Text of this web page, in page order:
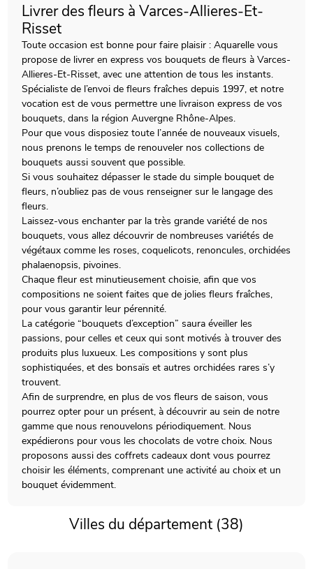
Livrer des fleurs à Varces-Allieres-Et-
Risset
Toute occasion est bonne pour faire plaisir : Aquarelle vous
propose de livrer en express vos bouquets de fleurs à Varces-
Allieres-Et-Risset, avec une attention de tous les instants.
Spécialiste de l’envoi de fleurs fraîches depuis 1997, et notre
vocation est de vous permettre une livraison express de vos
bouquets, dans la région Auvergne Rhône-Alpes.
Pour que vous disposiez toute l’année de nouveaux visuels,
nous prenons le temps de renouveler nos collections de
bouquets aussi souvent que possible.
Si vous souhaitez dépasser le stade du simple bouquet de
fleurs, n’oubliez pas de vous renseigner sur le langage des
fleurs.
Laissez-vous enchanter par la très grande variété de nos
bouquets, vous allez découvrir de nombreuses variétés de
végétaux comme les roses, coquelicots, renoncules, orchidées
phalaenopsis, pivoines.
Chaque fleur est minutieusement choisie, afin que vos
compositions ne soient faites que de jolies fleurs fraîches,
pour vous garantir leur pérennité.
La catégorie “bouquets d’exception” saura éveiller les
passions, pour celles et ceux qui sont motivés à trouver des
produits plus luxueux. Les compositions y sont plus
sophistiquées, et des bonsaïs et autres orchidées rares s’y
trouvent.
Afin de surprendre, en plus de vos fleurs de saison, vous
pourrez opter pour un présent, à découvrir au sein de notre
gamme que nous renouvelons périodiquement. Nous
expédierons pour vous les chocolats de votre choix. Nous
proposons aussi des coffrets cadeaux dont vous pourrez
choisir les éléments, comprenant une activité au choix et un
bouquet évidemment.
Villes du département (38)